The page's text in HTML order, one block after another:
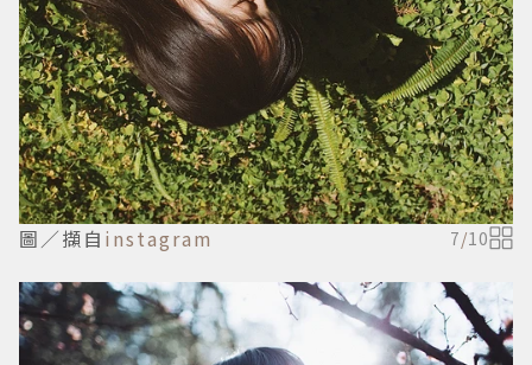
圖／擷自 instagram 7/10